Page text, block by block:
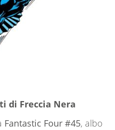
di Freccia Nera
Fantastic Four #45, albo